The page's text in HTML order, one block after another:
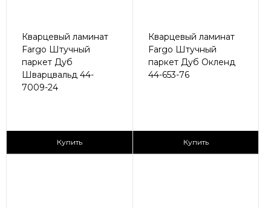
Кварцевый ламинат
Fargo Штучный
паркет Дуб
Шварцвальд 44-
7009-24
2
Купить
Кварцевый ламинат
Fargo Штучный
паркет Дуб Окленд
44-653-76
2
Купить